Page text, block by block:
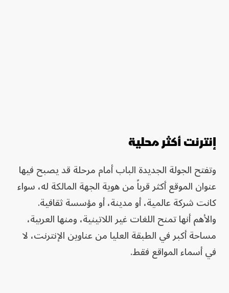
إنترنت أكثر محلية
وتفتح الجولة الجديدة الباب أمام مرحلة قد يصبح فيها
عنوان الموقع أكثر قرباً من هوية الجهة المالكة له، سواء
كانت شركة عالمية، أو مدينة، أو مؤسسة ثقافية.
والأهم أنها تمنح اللغات غير اللاتينية، ومنها العربية،
مساحة أكبر في الطبقة العليا من عناوين الإنترنت، لا
في أسماء المواقع فقط.